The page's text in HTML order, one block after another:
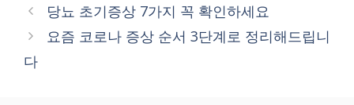
당뇨 초기증상 7가지 꼭 확인하세요
요즘 코로나 증상 순서 3단계로 정리해드립니
다